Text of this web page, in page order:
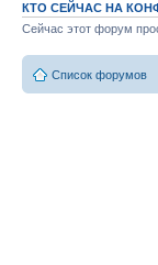
КТО СЕЙЧАС НА
Сейчас этот форум
Список форумов